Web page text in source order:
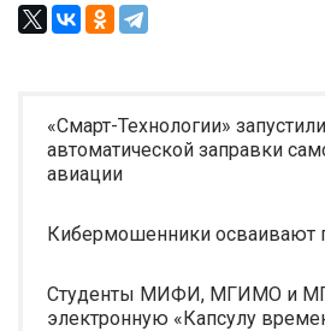
«Смарт-Технологии»
автоматической заправки
авиации
Кибермошенники осваивают
Студенты МИФИ, МГИМО и
электронную «Капсулу